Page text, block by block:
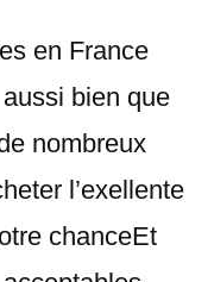
en France
bien que
nombreux
l’exellente
chanceEt